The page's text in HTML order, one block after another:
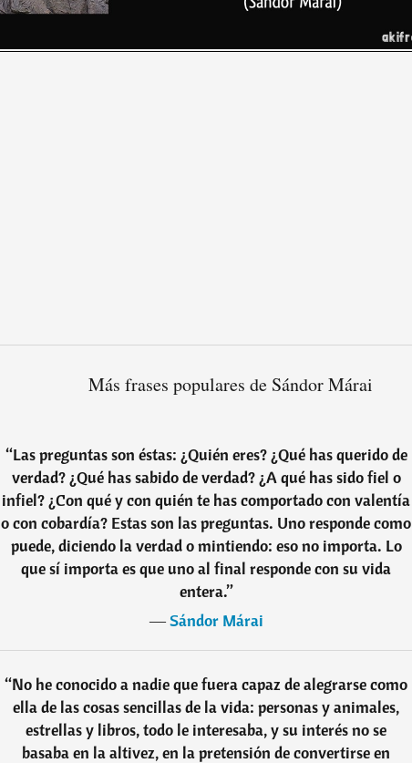
Más frases populares de Sándor Márai
“Las preguntas son éstas: ¿Quién eres? ¿Qué has querido de
verdad? ¿Qué has sabido de verdad? ¿A qué has sido fiel o
infiel? ¿Con qué y con quién te has comportado con valentía
o con cobardía? Estas son las preguntas. Uno responde como
puede, diciendo la verdad o mintiendo: eso no importa. Lo
que sí importa es que uno al final responde con su vida
entera.”
―Sándor Márai
“No he conocido a nadie que fuera capaz de alegrarse como
ella de las cosas sencillas de la vida: personas y animales,
estrellas y libros, todo le interesaba, y su interés no se
basaba en la altivez, en la pretensión de convertirse en